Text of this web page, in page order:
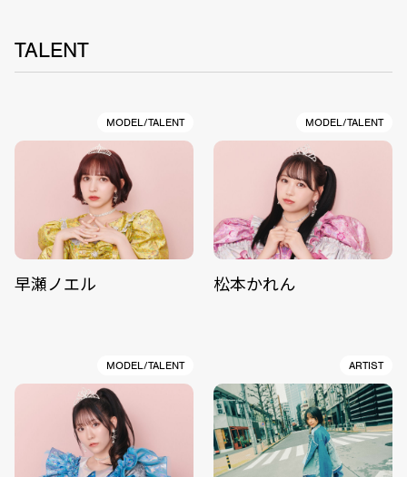
TALENT
MODEL/TALENT
早瀬ノエル
MODEL/TALENT
松本かれん
MODEL/TALENT ARTIST